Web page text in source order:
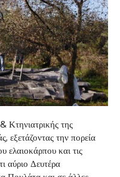
Κτηνιατρικής της
εξετάζοντας την πορεία
ελαιοκάρπου και τις
αύριο Δευτέρα